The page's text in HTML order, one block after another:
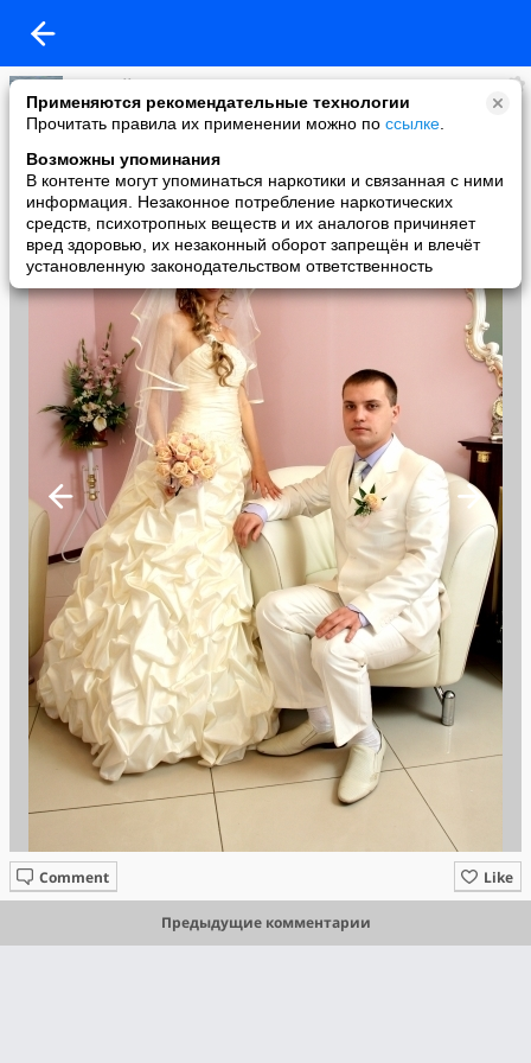
Применяются рекомендательные технологии
Прочитать правила их применении можно по ссылке
Возможны упоминания
В контенте могут упоминаться наркотики и связанная с ними
информация. Незаконное потребление наркотических
средств, психотропных веществ и их аналогов причиняет
вред здоровью, их незаконный оборот запрещён и влечёт
установленную законодательством ответственность
Алексей Пивнев
added a photo
13 Dec в 07:52
Like
Comment
Предыдущие комментарии